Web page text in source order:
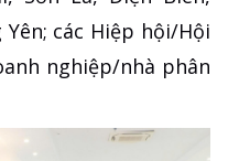
các Hiệp hội/Hội
nghiệp/nhà phân